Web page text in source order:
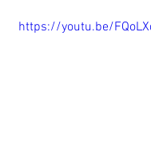
https://youtu.be/